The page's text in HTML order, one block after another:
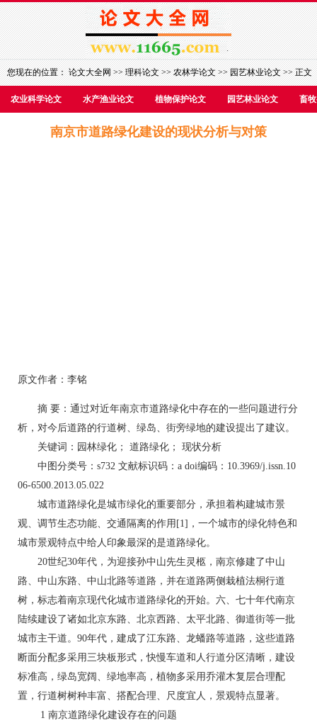
您现在的位置：论文大全网>>理科论文>>农林学论文>>园艺林业论文>> 正文
农业科学论文 水产渔业论文 植物保护论文 园艺林业论文 畜
南京市道路绿化建设的现状分析与对策
原文作者：李铭
摘 要：通过对近年南京市道路绿化中存在的一些问题进行分
析，对今后道路的行道树、绿岛、街旁绿地的建设提出了建议。
关键词：园林绿化； 道路绿化； 现状分析
中图分类号：s732 文献标识码：a doi编码：10.3969/j.issn.10
06-6500.2013.05.022
城市道路绿化是城市绿化的重要部分，承担着构建城市景
观、调节生态功能、交通隔离的作用[1]，一个城市的绿化特色和
城市景观特点中给人印象最深的是道路绿化。
20世纪30年代，为迎接孙中山先生灵柩，南京修建了中山
路、中山东路、中山北路等道路，并在道路两侧栽植法桐行道
树，标志着南京现代化城市道路绿化的开始。六、七十年代南京
陆续建设了诸如北京东路、北京西路、太平北路、御道街等一批
城市主干道。90年代，建成了江东路、龙蟠路等道路，这些道路
断面分配多采用三块板形式，快慢车道和人行道分区清晰，建设
标准高，绿岛宽阔、绿地率高，植物多采用乔灌木复层合理配
置，行道树树种丰富、搭配合理、尺度宜人，景观特点显著。
1 南京道路绿化建设存在的问题